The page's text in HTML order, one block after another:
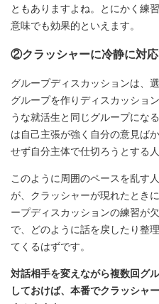
ともありますよね。とにかく練
意味でも効果的といえます。
②クラッシャーに冷静に対
グループディスカッションは、
グループを作りディスカッショ
うな就活生と同じグループにな
は自己主張が強く自分の意見ば
せず自分主体で仕切ろうとする人
このように周囲のペースを乱す
が、クラッシャーが現れたとき
ープディスカッションの練習が
で、どのように話を戻したり整
てくるはずです。
対話相手を変えながら複数回グ
しておけば、本番でクラッシャ